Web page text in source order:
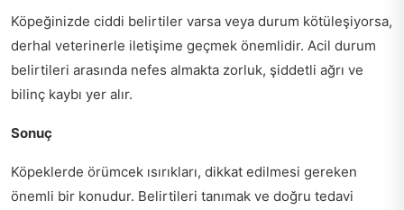
Köpeğinizde ciddi belirtiler varsa veya durum kötüleşiyorsa,
derhal veterinerle iletişime geçmek önemlidir. Acil durum
belirtileri arasında nefes almakta zorluk, şiddetli ağrı ve
bilinç kaybı yer alır.
Sonuç
Köpeklerde örümcek ısırıkları, dikkat edilmesi gereken
önemli bir konudur. Belirtileri tanımak ve doğru tedavi